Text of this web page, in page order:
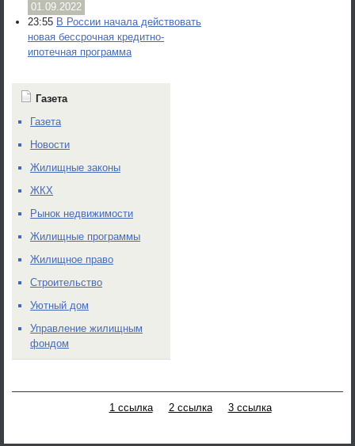
01.09.2022
23:55 В России начала действовать
новая бессрочная кредитно-
ипотечная программа
Газета
Газета
Новости
Жилищные законы
ЖКХ
Рынок недвижимости
Жилищные программы
Жилищное право
Строительство
Уютный дом
Управление жилищным
фондом
1 ссылка 2 ссылка 3 ссылка